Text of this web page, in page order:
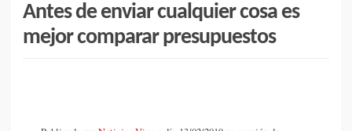
Antes de enviar cualquier cosa es
mejor comparar presupuestos